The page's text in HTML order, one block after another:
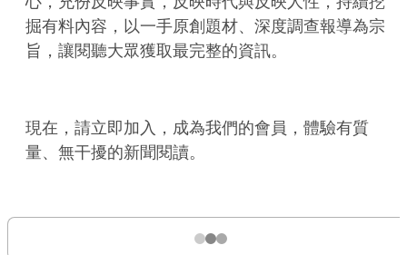
掘有料內容，以一手原創題材、深度調查報導為宗
旨，讓閱聽大眾獲取最完整的資訊。
現在，請立即加入，成為我們的會員，體驗有質
量、無干擾的新聞閱讀。